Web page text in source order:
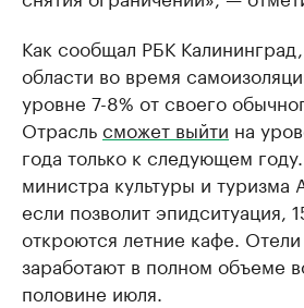
Как сообщал РБК
области во время
уровне 7-8% от своего
Отрасльсможет выйти на
года только к следующем
министра культуры и туризма
если позволит эпидситуация,
откроются летние кафе.
заработают в полном объеме
половине июля.